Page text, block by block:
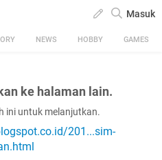
Masuk
NEWS HOBBY GAMES
ke halaman lain.
ini untuk melanjutkan.
201...sim-